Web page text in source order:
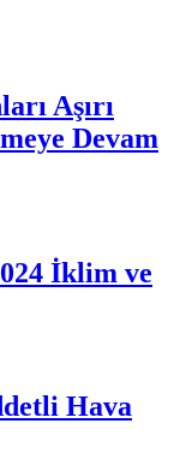
Aşırı
Devam
İklim ve
Hava